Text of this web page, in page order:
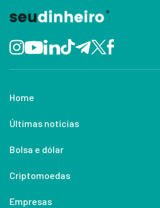
Home
Últimas notícias
Bolsa e dólar
Criptomoedas
Empresas